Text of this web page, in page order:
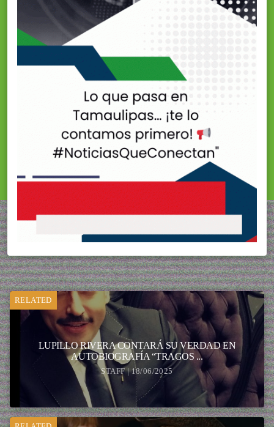
RELATED
LUPILLO RIVERA CONTARÁ SU VERDAD EN
AUTOBIOGRAFÍA “TRAGOS ...
STAFF | 18/06/2025